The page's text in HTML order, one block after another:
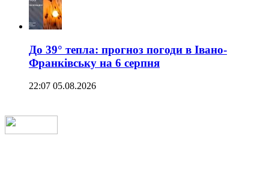
До 39° тепла: прогноз погоди в Івано-
Франківську на 6 серпня
22:07 05.08.2026